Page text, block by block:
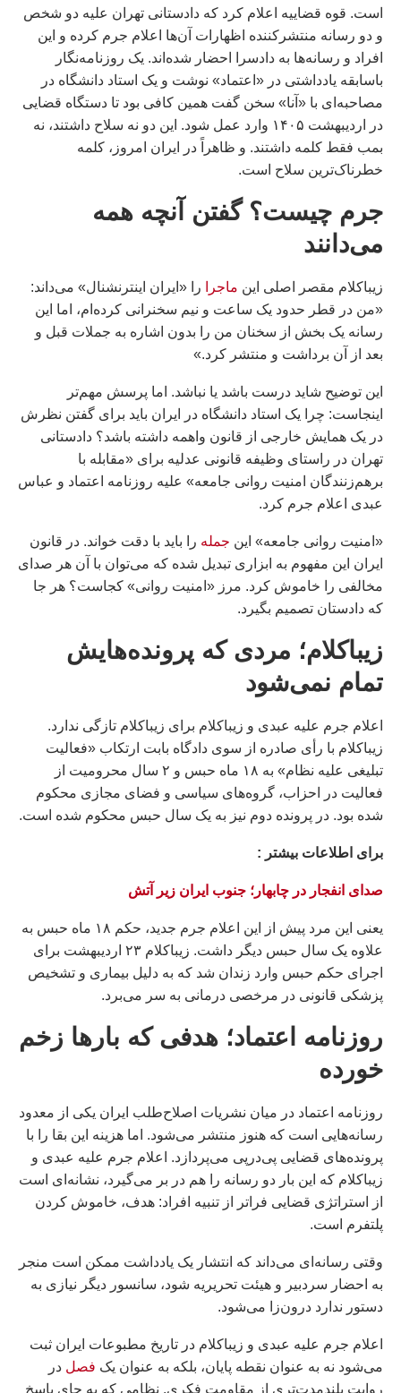
است. قوه قضاییه اعلام کرد که دادستانی تهران علیه دو شخص
و دو رسانه منتشرکننده اظهارات آن‌ها اعلام جرم کرده و این
افراد و رسانه‌ها به دادسرا احضار شده‌اند. یک روزنامه‌نگار
باسابقه یادداشتی در «اعتماد» نوشت و یک استاد دانشگاه در
مصاحبه‌ای با «آنا» سخن گفت همین کافی بود تا دستگاه قضایی
در اردیبهشت ۱۴۰۵ وارد عمل شود. این دو نه سلاح داشتند، نه
بمب فقط کلمه داشتند. و ظاهراً در ایران امروز، کلمه
خطرناک‌ترین سلاح است.
جرم چیست؟ گفتن آنچه همه
می‌دانند
زیباکلام مقصر اصلی این ماجرا را «ایران اینترنشنال» می‌داند:
«من در قطر حدود یک ساعت و نیم سخنرانی کرده‌ام، اما این
رسانه یک بخش از سخنان من را بدون اشاره به جملات قبل و
بعد از آن برداشت و منتشر کرد.»
این توضیح شاید درست باشد یا نباشد. اما پرسش مهم‌تر
اینجاست: چرا یک استاد دانشگاه در ایران باید برای گفتن نظرش
در یک همایش خارجی از قانون واهمه داشته باشد؟ دادستانی
تهران در راستای وظیفه قانونی عدلیه برای «مقابله با
برهم‌زنندگان امنیت روانی جامعه» علیه روزنامه اعتماد و عباس
عبدی اعلام جرم کرد.
«امنیت روانی جامعه» این جمله را باید با دقت خواند. در قانون
ایران این مفهوم به ابزاری تبدیل شده که می‌توان با آن هر صدای
مخالفی را خاموش کرد. مرز «امنیت روانی» کجاست؟ هر جا
که دادستان تصمیم بگیرد.
زیباکلام؛ مردی که پرونده‌هایش
تمام نمی‌شود
اعلام جرم علیه عبدی و زیباکلام برای زیباکلام تازگی ندارد.
زیباکلام با رأی صادره از سوی دادگاه بابت ارتکاب «فعالیت
تبلیغی علیه نظام» به ۱۸ ماه حبس و ۲ سال محرومیت از
فعالیت در احزاب، گروه‌های سیاسی و فضای مجازی محکوم
شده بود. در پرونده دوم نیز به یک سال حبس محکوم شده است.
براى اطلاعات بيشتر :
صدای انفجار در چابهار؛ جنوب ایران زیر آتش
یعنی این مرد پیش از این اعلام جرم جدید، حکم ۱۸ ماه حبس به
علاوه یک سال حبس دیگر داشت. زیباکلام ۲۳ اردیبهشت برای
اجرای حکم حبس وارد زندان شد که به دلیل بیماری و تشخیص
پزشکی قانونی در مرخصی درمانی به سر می‌برد.
روزنامه اعتماد؛ هدفی که بارها زخم
خورده
روزنامه اعتماد در میان نشریات اصلاح‌طلب ایران یکی از معدود
رسانه‌هایی است که هنوز منتشر می‌شود. اما هزینه این بقا را با
پرونده‌های قضایی پی‌درپی می‌پردازد. اعلام جرم علیه عبدی و
زیباکلام که این بار دو رسانه را هم در بر می‌گیرد، نشانه‌ای است
از استراتژی قضایی فراتر از تنبیه افراد: هدف، خاموش کردن
پلتفرم است.
وقتی رسانه‌ای می‌داند که انتشار یک یادداشت ممکن است منجر
به احضار سردبیر و هیئت تحریریه شود، سانسور دیگر نیازی به
دستور ندارد درون‌زا می‌شود.
اعلام جرم علیه عبدی و زیباکلام در تاریخ مطبوعات ایران ثبت
می‌شود نه به عنوان نقطه پایان، بلکه به عنوان یک فصل در
روایت بلندمدت‌تری از مقاومت فکری. نظامی که به جای پاسخ